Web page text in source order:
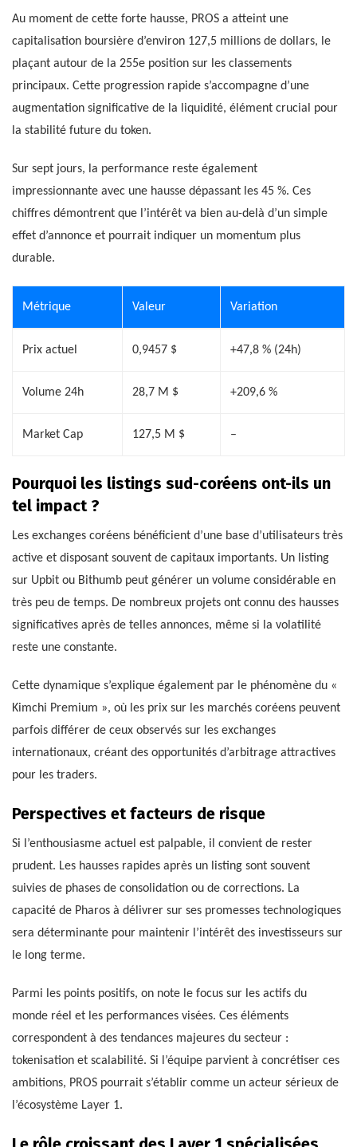
Au moment de cette forte hausse, PROS a atteint une
capitalisation boursière d’environ 127,5 millions de dollars, le
plaçant autour de la 255e position sur les classements
principaux. Cette progression rapide s’accompagne d’une
augmentation significative de la liquidité, élément crucial pour
la stabilité future du token.
Sur sept jours, la performance reste également
impressionnante avec une hausse dépassant les 45 %. Ces
chiffres démontrent que l’intérêt va bien au-delà d’un simple
effet d’annonce et pourrait indiquer un momentum plus
durable.
Métrique Valeur Variation
Prix actuel 0,9457 $ +47,8 % (24h)
Volume 24h 28,7 M $ +209,6 %
Market Cap 127,5 M $ –
Pourquoi les listings sud-coréens ont-ils un
tel impact ?
Les exchanges coréens bénéficient d’une base d’utilisateurs très
active et disposant souvent de capitaux importants. Un listing
sur Upbit ou Bithumb peut générer un volume considérable en
très peu de temps. De nombreux projets ont connu des hausses
significatives après de telles annonces, même si la volatilité
reste une constante.
Cette dynamique s’explique également par le phénomène du «
Kimchi Premium », où les prix sur les marchés coréens peuvent
parfois différer de ceux observés sur les exchanges
internationaux, créant des opportunités d’arbitrage attractives
pour les traders.
Perspectives et facteurs de risque
Si l’enthousiasme actuel est palpable, il convient de rester
prudent. Les hausses rapides après un listing sont souvent
suivies de phases de consolidation ou de corrections. La
capacité de Pharos à délivrer sur ses promesses technologiques
sera déterminante pour maintenir l’intérêt des investisseurs sur
le long terme.
Parmi les points positifs, on note le focus sur les actifs du
monde réel et les performances visées. Ces éléments
correspondent à des tendances majeures du secteur :
tokenisation et scalabilité. Si l’équipe parvient à concrétiser ces
ambitions, PROS pourrait s’établir comme un acteur sérieux de
l’écosystème Layer 1.